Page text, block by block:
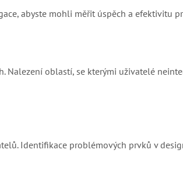
abyste mohli měřit úspěch a efektivitu
Nalezení oblastí, se kterými uživatelé
Identifikace problémových prvků v